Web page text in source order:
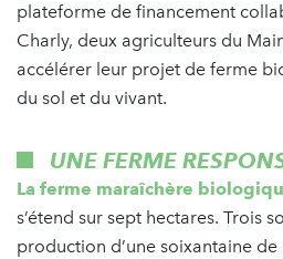
plateforme de financement
Charly, deux agriculteurs du
accélérer leur projet de ferme
du sol et du vivant.
UNE FERME
La ferme maraîchère
s’étend sur sept hectares. Trois
production d’une soixantaine